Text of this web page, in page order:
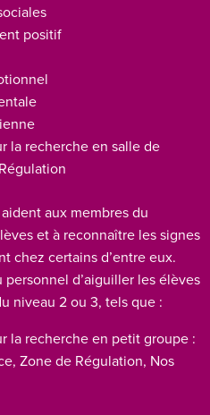
positif
la recherche en salle de
aux membres du
et à reconnaître les signes
chez certains d’entre eux.
d’aiguiller les élèves
niveau 2 ou 3, tels que :
la recherche en petit groupe :
Zone de Régulation, Nos